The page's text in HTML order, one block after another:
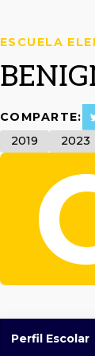
ESCUELA
COMPARTE:
2019
2023
Perfil Escolar